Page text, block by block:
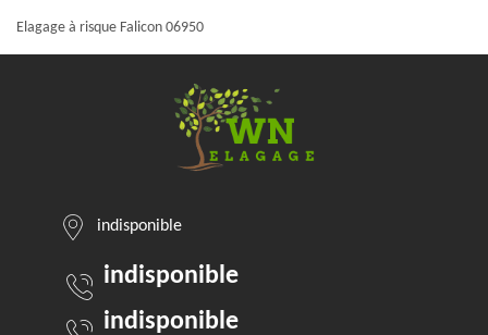
Elagage à risque Falicon 06950
indisponible
indisponible
indisponible